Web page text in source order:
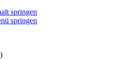
springen
springen